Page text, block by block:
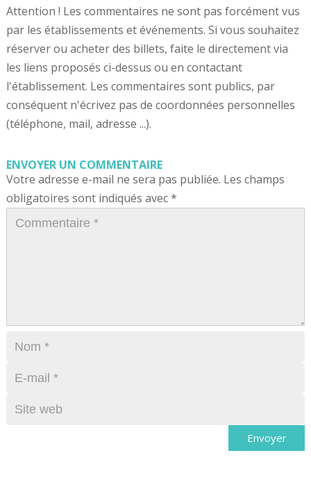
Attention ! Les commentaires ne sont pas forcément vus
par les établissements et événements. Si vous souhaitez
réserver ou acheter des billets, faite le directement via
les liens proposés ci-dessus ou en contactant
l'établissement. Les commentaires sont publics, par
conséquent n'écrivez pas de coordonnées personnelles
(téléphone, mail, adresse ...).
ENVOYER UN COMMENTAIRE
Votre adresse e-mail ne sera pas publiée. Les champs
obligatoires sont indiqués avec*